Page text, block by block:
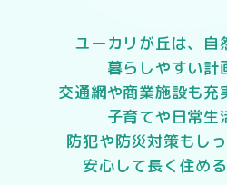
ユーカリが丘は、自
暮らしやすい計
交通網や商業施設も充
子育てや日常生
防犯や防災対策もし
安心して長く住め